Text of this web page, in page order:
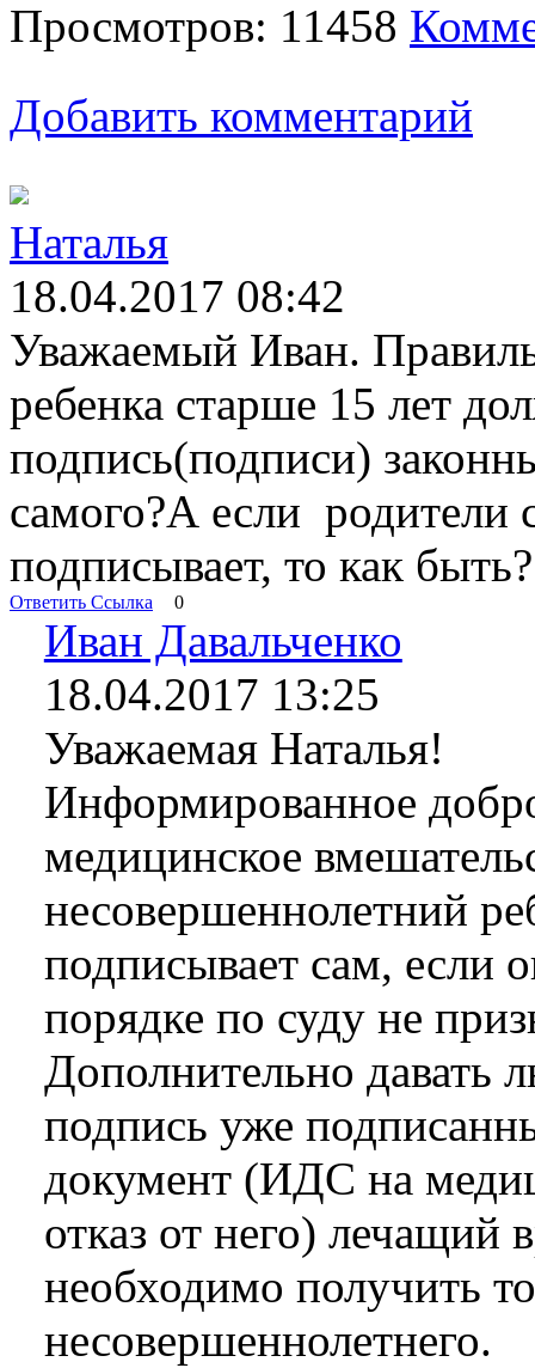
Просмотров: 11458
Добавить комментарий
Наталья
18.04.2017 08:42
Уважаемый Иван.
ребенка старше 15 лет
подпись(подписи)
самого?А если родители
подписывает, то как быть?
Ответить Ссылка 0
Иван Давальченко
18.04.2017 13:25
Уважаемая Наталья!
Информированное
медицинское
несовершеннолетний
подписывает сам, если
порядке по суду не
Дополнительно давать
подпись уже
документ (ИДС на
отказ от него) лечащий
необходимо получить
несовершеннолетнего.